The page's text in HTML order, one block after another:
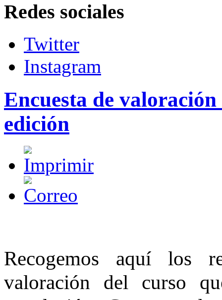
Redes sociales
Twitter
Instagram
Encuesta de valoración
edición
Recogemos aquí los
valoración del curso